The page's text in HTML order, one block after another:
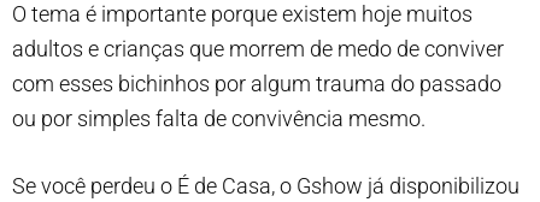
O tema é importante porque existem hoje muitos
adultos e crianças que morrem de medo de conviver
com esses bichinhos por algum trauma do passado
ou por simples falta de convivência mesmo.
Se você perdeu o É de Casa, o Gshow já disponibilizou